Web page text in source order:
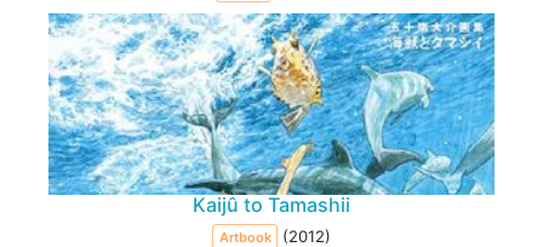
Kaijû to Tamashii
Artbook (2012)